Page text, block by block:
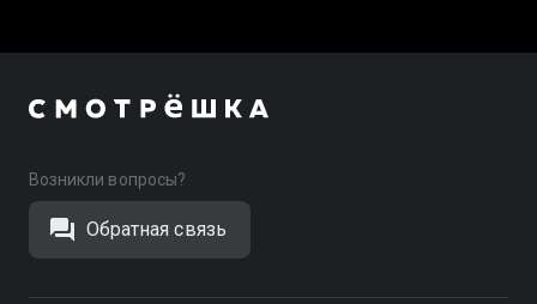
Возникли вопросы?
Обратная связь